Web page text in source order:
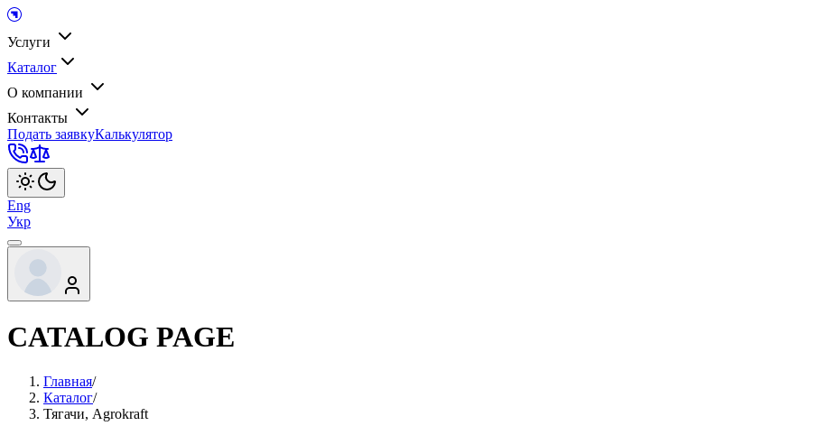
Услуги
Каталог
О компании
Контакты
Подать заявкуКалькулятор
Eng
Укр
CATALOG PAGE
Главная/
Каталог/
Тягачи, Agrokraft